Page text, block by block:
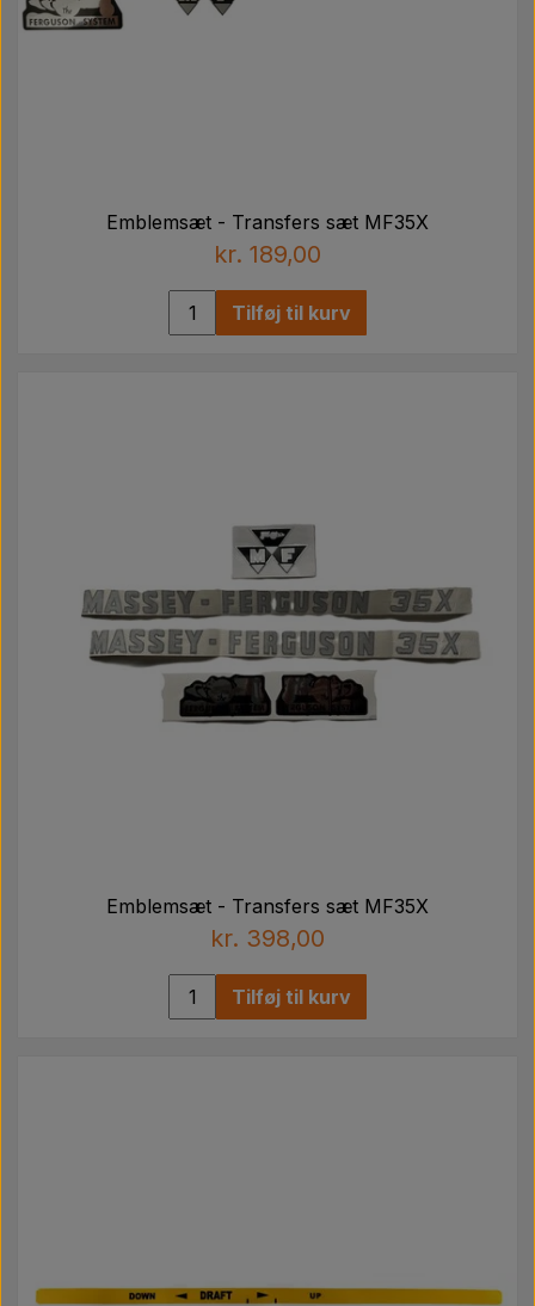
Emblemsæt - Transfers sæt MF35X
kr. 189,00
Tilføj til kurv
Emblemsæt - Transfers sæt MF35X
kr. 398,00
Tilføj til kurv